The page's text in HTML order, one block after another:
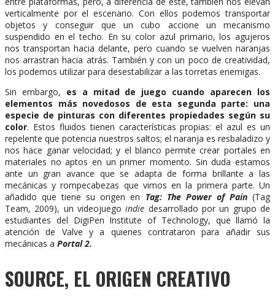
verticalmente por el escenario. Con ellos podemos transportar
objetos y conseguir que un cubo accione un mecanismo
suspendido en el techo. En su color azul primario, los agujeros
nos transportan hacia delante, pero cuando se vuelven naranjas
nos arrastran hacia atrás. También y con un poco de creatividad,
los podemos utilizar para desestabilizar a las torretas enemigas.
Sin embargo, es a mitad de juego cuando aparecen los
elementos más novedosos de esta segunda parte: una
especie de pinturas con diferentes propiedades según su
color. Estos fluidos tienen características propias: el azul es un
repelente que potencia nuestros saltos; el naranja es resbaladizo y
nos hace ganar velocidad; y el blanco permite crear portales en
materiales no aptos en un primer momento. Sin duda estamos
ante un gran avance que se adapta de forma brillante a las
mecánicas y rompecabezas que vimos en la primera parte. Un
añadido que tiene su origen en Tag: The Power of Pain(Tag
Team, 2009), un videojuegoindie desarrollado por un grupo de
estudiantes del DigiPen Institute of Technology, que llamó la
atención de Valve y a quienes contrataron para añadir sus
mecánicas a Portal 2.
SOURCE, EL ORIGEN CREATIVO